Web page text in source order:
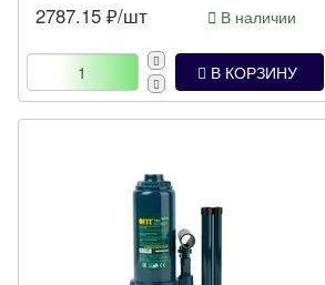
2787.15 ₽/шт В наличии
В КОРЗИНУ